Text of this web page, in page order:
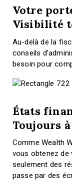
Votre
Visibilité
Au-delà de la
conseils
besoin pour
États
Toujours
Comme Wealth
vous obtenez de
seulement des
passe par des